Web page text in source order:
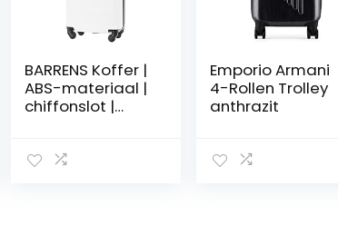
BARRENS Koffer |
ABS-materiaal |
chiffonslot |
graden wielen |
Emporio Armani
4-Rollen Trolley
anthrazit